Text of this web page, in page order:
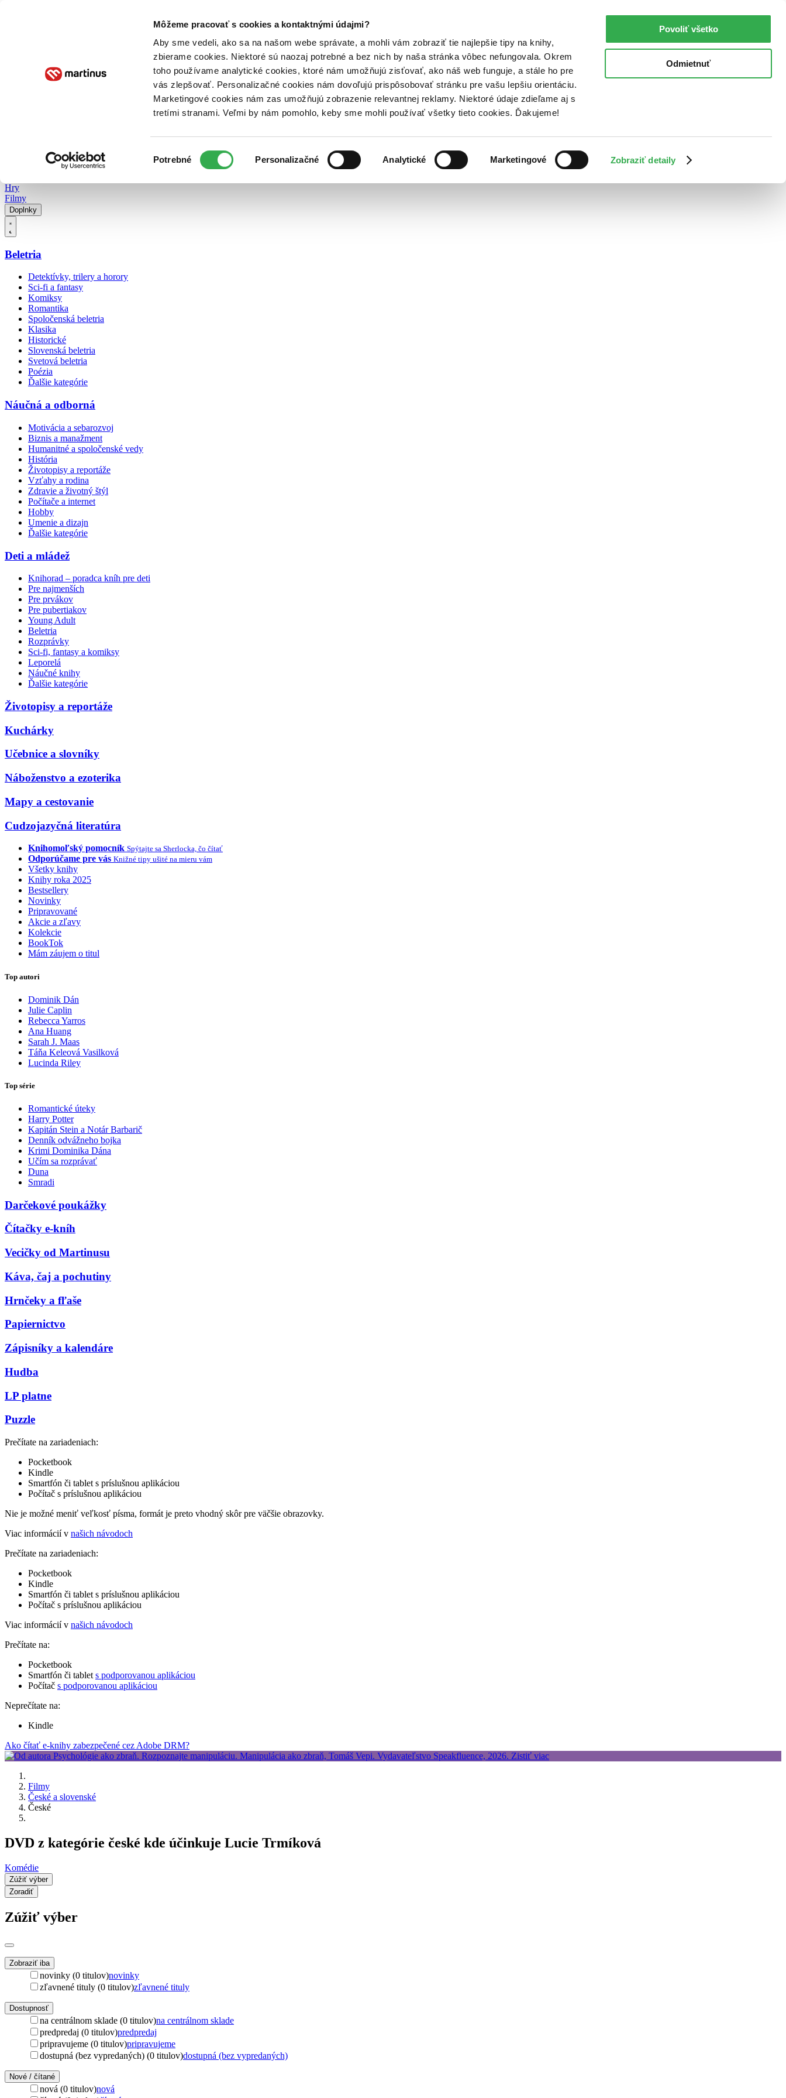
Môžeme pracovať s cookies a kontaktnými údajmi?
Aby sme vedeli, ako sa na našom webe správate, a mohli vám zobraziť tie najlepšie tipy na knihy,
zbierame cookies. Niektoré sú naozaj potrebné a bez nich by naša stránka vôbec nefungovala. Okrem
toho používame analytické cookies, ktoré nám umožňujú zisťovať, ako náš web funguje, a stále ho pre
vás zlepšovať. Personalizačné cookies nám dovoľujú prispôsobovať stránku pre vašu lepšiu orientáciu.
Marketingové cookies nám zas umožňujú zobrazenie relevantnej reklamy. Niektoré údaje zdieľame aj s
tretími stranami. Veľmi by nám pomohlo, keby sme mohli používať všetky tieto cookies. Ďakujeme!
súhlasu
Potrebné Personalizačné Analytické Marketingové Zobraziť detaily
Povoliť všetko
Odmietnuť
Poukážky Kontakt
Hry
Filmy
Doplnky
Beletria
Detektívky, trilery a horory
Sci-fi a fantasy
Komiksy
Romantika
Spoločenská beletria
Klasika
Historické
Slovenská beletria
Svetová beletria
Poézia
Ďalšie kategórie
Náučná a odborná
Motivácia a sebarozvoj
Biznis a manažment
Humanitné a spoločenské vedy
História
Životopisy a reportáže
Vzťahy a rodina
Zdravie a životný štýl
Počítače a internet
Hobby
Umenie a dizajn
Ďalšie kategórie
Deti a mládež
Knihorad – poradca kníh pre deti
Pre najmenších
Pre prvákov
Pre pubertiakov
Young Adult
Beletria
Rozprávky
Sci-fi, fantasy a komiksy
Leporelá
Náučné knihy
Ďalšie kategórie
Životopisy a reportáže
Kuchárky
Učebnice a slovníky
Náboženstvo a ezoterika
Mapy a cestovanie
Cudzojazyčná literatúra
Knihomoľský pomocník Spýtajte sa Sherlocka, čo čítať
Odporúčame pre vás Knižné tipy ušité na mieru vám
Všetky knihy
Knihy roka 2025
Bestsellery
Novinky
Pripravované
Akcie a zľavy
Kolekcie
BookTok
Mám záujem o titul
Top autori
Dominik Dán
Julie Caplin
Rebecca Yarros
Ana Huang
Sarah J. Maas
Táňa Keleová Vasilková
Lucinda Riley
Top série
Romantické úteky
Harry Potter
Kapitán Stein a Notár Barbarič
Denník odvážneho bojka
Krimi Dominika Dána
Učím sa rozprávať
Duna
Smradi
Darčekové poukážky
Čítačky e-kníh
Vecičky od Martinusu
Káva, čaj a pochutiny
Hrnčeky a fľaše
Papiernictvo
Zápisníky a kalendáre
Hudba
LP platne
Puzzle
Prečítate na zariadeniach:
Pocketbook
Kindle
Smartfón či tablet s príslušnou aplikáciou
Počítač s príslušnou aplikáciou
Nie je možné meniť veľkosť písma, formát je preto vhodný skôr pre väčšie obrazovky.
Viac informácií v našich návodoch
Prečítate na zariadeniach:
Pocketbook
Kindle
Smartfón či tablet s príslušnou aplikáciou
Počítač s príslušnou aplikáciou
Viac informácií v našich návodoch
Prečítate na:
Pocketbook
Smartfón či tablet s podporovanou aplikáciou
Počítač s podporovanou aplikáciou
Neprečítate na:
Kindle
Ako čítať e-knihy zabezpečené cez Adobe DRM?
Filmy
České a slovenské
České
DVD z kategórie české kde účinkuje Lucie Trmíková
Komédie
Zúžiť výber
Zoradiť
Zúžiť výber
Zobraziť iba
novinky (0 titulov)novinky
zľavnené tituly (0 titulov)zľavnené tituly
Dostupnosť
na centrálnom sklade (0 titulov)na centrálnom sklade
predpredaj (0 titulov)predpredaj
pripravujeme (0 titulov)pripravujeme
dostupná (bez vypredaných) (0 titulov)dostupná (bez vypredaných)
Nové / čítané
nová (0 titulov)nová